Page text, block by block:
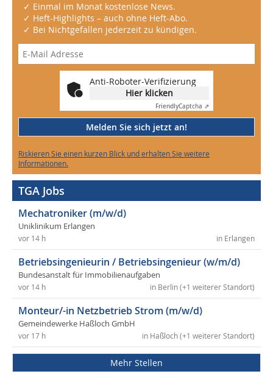
✓ Einmal im Monat kostenlose News.
✓ Heft-Highlights – auch ohne Heft-Abo.
✓ Bei Nichtgefallen jederzeit zu kündigen.
Anti-Roboter-Verifizierung
Hier klicken
FriendlyCaptcha ⇗
Melden Sie sich jetzt an!
Riskieren Sie einen kurzen Blick und erhalten Sie weitere
Informationen.
TGA Jobs
Mechatroniker (m/w/d)
Uniklinikum Erlangen
in Erlangen
vor 14 h
Betriebsingenieurin / Betriebsingenieur (w/m/d)
Bundesanstalt für Immobilienaufgaben
in Berlin (+1 weiterer Standort)
vor 14 h
Monteur/-in Netzbetrieb Strom (m/w/d)
Gemeindewerke Haßloch GmbH
in Haßloch (+1 weiterer Standort)
vor 17 h
Mehr Stellen